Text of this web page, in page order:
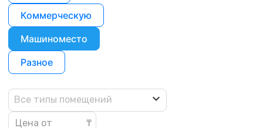
Коммерческую
Машиноместо
Разное
Все типы помещений